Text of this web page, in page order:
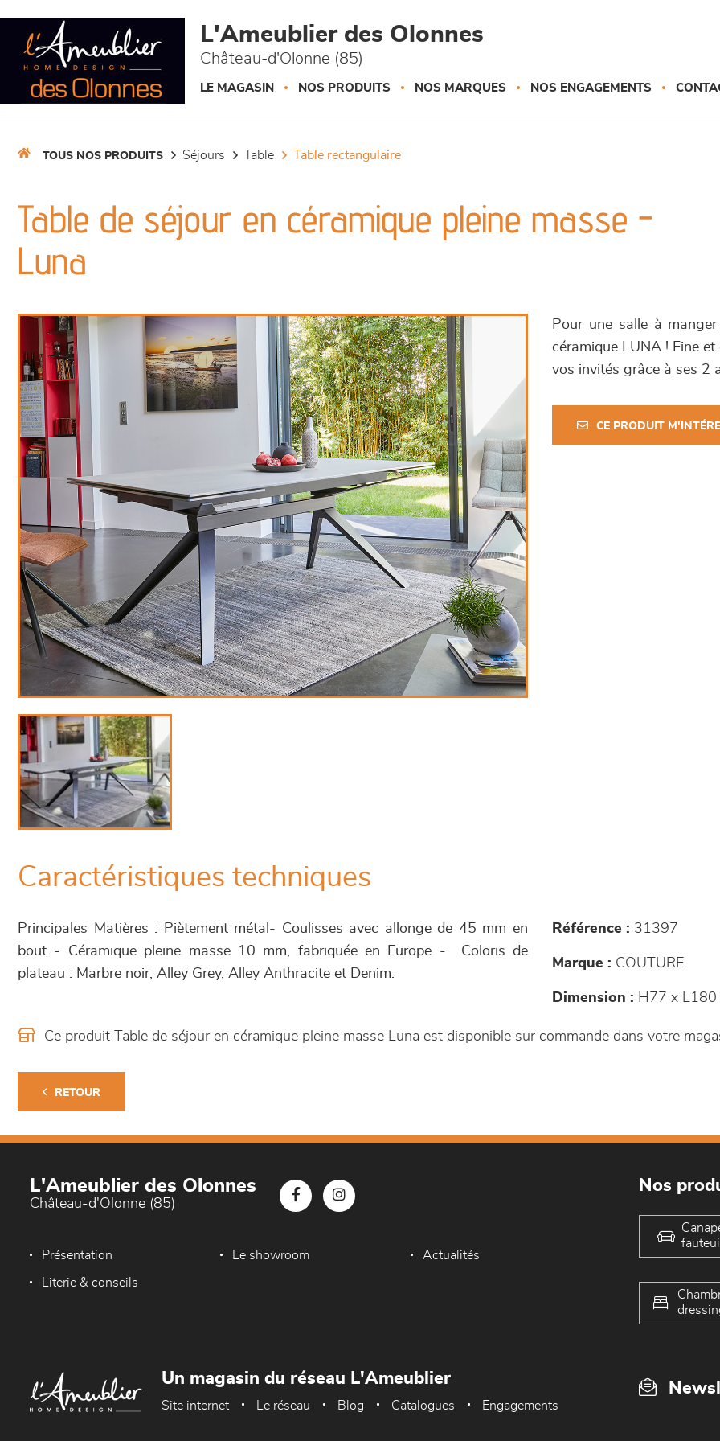
L'Ameublier des Olonnes
Château-d'Olonne (85)
LE MAGASIN NOS PRODUITS NOS MARQUES NOS ENGAGEMENTS
TOUS NOS PRODUITS séjours table table rectangulaire
Table de séjour en céramique pleine masse -
Luna
Pour une salle à
céramique LUNA ! Fine
vos invités grâce à ses 2
CE PRODUIT
Caractéristiques techniques
Principales Matières : Piètement métal- Coulisses avec allonge de 45 mm en
bout - Céramique pleine masse 10 mm, fabriquée en Europe - Coloris de
plateau : Marbre noir, Alley Grey, Alley Anthracite et Denim.
Référence : 31397
Marque : COUTURE
Dimension : H77 x L180
Ce produit Table de séjour en céramique pleine masse Luna est disponible sur commande dans votre
RETOUR
L'Ameublier des Olonnes
Château-d'Olonne (85)
Présentation Le showroom Actualités
Literie & conseils
Nos
Un magasin du réseau L'Ameublier
Site internet Le réseau Blog Catalogues Engagements